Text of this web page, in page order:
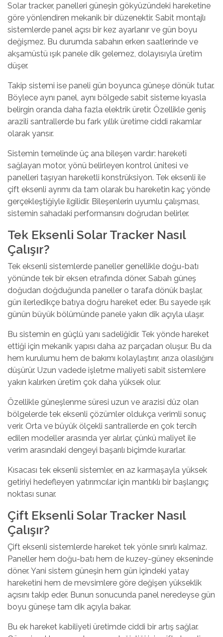
Solar tracker, panelleri güneşin gökyüzündeki hareketine
göre yönlendiren mekanik bir düzenektir. Sabit montajlı
sistemlerde panel açısı bir kez ayarlanır ve gün boyu
değişmez. Bu durumda sabahın erken saatlerinde ve
akşamüstü ışık panele dik gelemez, dolayısıyla üretim
düşer.
Takip sistemi ise paneli gün boyunca güneşe dönük tutar.
Böylece aynı panel, aynı bölgede sabit sisteme kıyasla
belirgin oranda daha fazla elektrik üretir. Özellikle geniş
arazili santrallerde bu fark yıllık üretime ciddi rakamlar
olarak yansır.
Sistemin temelinde üç ana bileşen vardır: hareketi
sağlayan motor, yönü belirleyen kontrol ünitesi ve
panelleri taşıyan hareketli konstrüksiyon. Tek eksenli ile
çift eksenli ayrımı da tam olarak bu hareketin kaç yönde
gerçekleştiğiyle ilgilidir. Bileşenlerin uyumlu çalışması,
sistemin sahadaki performansını doğrudan belirler.
Tek Eksenli Solar Tracker Nasıl
Çalışır?
Tek eksenli sistemlerde paneller genellikle doğu-batı
yönünde tek bir eksen etrafında döner. Sabah güneş
doğudan doğduğunda paneller o tarafa dönük başlar,
gün ilerledikçe batıya doğru hareket eder. Bu sayede ışık
günün büyük bölümünde panele yakın dik açıyla ulaşır.
Bu sistemin en güçlü yanı sadeliğidir. Tek yönde hareket
ettiği için mekanik yapısı daha az parçadan oluşur. Bu da
hem kurulumu hem de bakımı kolaylaştırır, arıza olasılığını
düşürür. Uzun vadede işletme maliyeti sabit sistemlere
yakın kalırken üretim çok daha yüksek olur.
Özellikle güneşlenme süresi uzun ve arazisi düz olan
bölgelerde tek eksenli çözümler oldukça verimli sonuç
verir. Orta ve büyük ölçekli santrallerde en çok tercih
edilen modeller arasında yer alırlar, çünkü maliyet ile
verim arasındaki dengeyi başarılı biçimde kurarlar.
Kısacası tek eksenli sistemler, en az karmaşayla yüksek
getiriyi hedefleyen yatırımcılar için mantıklı bir başlangıç
noktası sunar.
Çift Eksenli Solar Tracker Nasıl
Çalışır?
Çift eksenli sistemlerde hareket tek yönle sınırlı kalmaz.
Paneller hem doğu-batı hem de kuzey-güney ekseninde
döner. Yani sistem güneşin hem gün içindeki yatay
hareketini hem de mevsimlere göre değişen yükseklik
açısını takip eder. Bunun sonucunda panel neredeyse gün
boyu güneşe tam dik açıyla bakar.
Bu ek hareket kabiliyeti üretimde ciddi bir artış sağlar.